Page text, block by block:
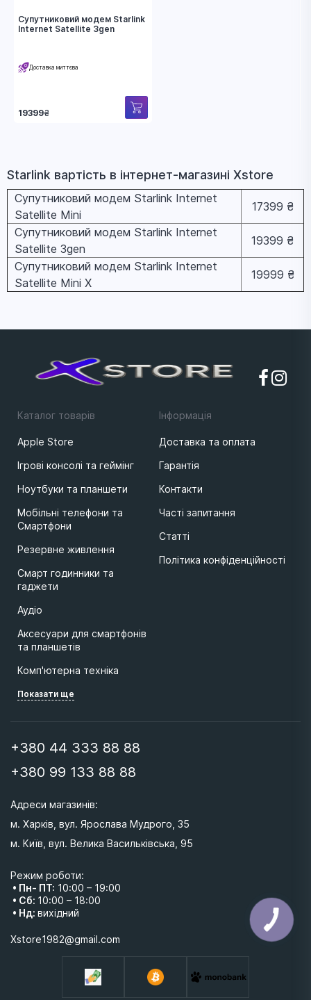
Супутниковий модем Starlink
Internet Satellite 3gen
Доставка миттєва
19399₴
Starlink вapтіcть в інтернет-магазині Xstore
Супутниковий модем Starlink Internet
Satellite Mini
17399 ₴
Супутниковий модем Starlink Internet
Satellite 3gen
19399 ₴
Супутниковий модем Starlink Internet
Satellite Mini X
19999 ₴
Каталог товарів
Apple Store
Ігрові консолі та геймінг
Ноутбуки та планшети
Мобільні телефони та
Смартфони
Резервне живлення
Смарт годинники та
гаджети
Аудіо
Аксесуари для смартфонів
та планшетів
Комп'ютерна техніка
Показати ще
Iнформацiя
Доставка та оплата
Гарантія
Контакти
Часті запитання
Статті
Політика конфіденційності
+380 44 333 88 88
+380 99 133 88 88
Адреси магазинів:
м. Харків, вул. Ярослава Мудрого, 35
м. Київ, вул. Велика Васильківська, 95
Режим роботи:
• Пн- ПТ: 10:00 – 19:00
• Сб: 10:00 – 18:00
• Нд: вихідний
Xstore1982@gmail.com